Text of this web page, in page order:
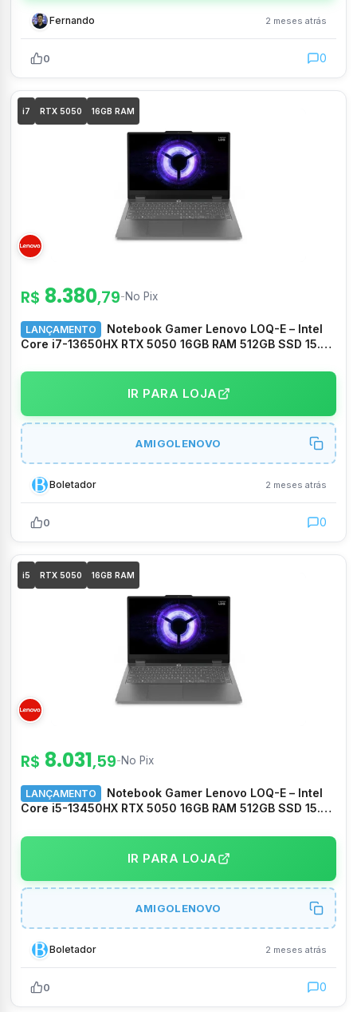
Fernando 2 meses atrás
0 0
i7 RTX 5050 16GB RAM
R$ 8.380,79- No Pix
LANÇAMENTO
Notebook Gamer Lenovo LOQ-E – Intel
Core i7-13650HX RTX 5050 16GB RAM 512GB SSD 15.6″
83UXS00100
IR PARA LOJA
AMIGOLENOVO
Boletador 2 meses atrás
0 0
i5 RTX 5050 16GB RAM
R$ 8.031,59- No Pix
LANÇAMENTO
Notebook Gamer Lenovo LOQ-E – Intel
Core i5-13450HX RTX 5050 16GB RAM 512GB SSD 15.6″
83UXS00000
IR PARA LOJA
AMIGOLENOVO
Boletador 2 meses atrás
0 0